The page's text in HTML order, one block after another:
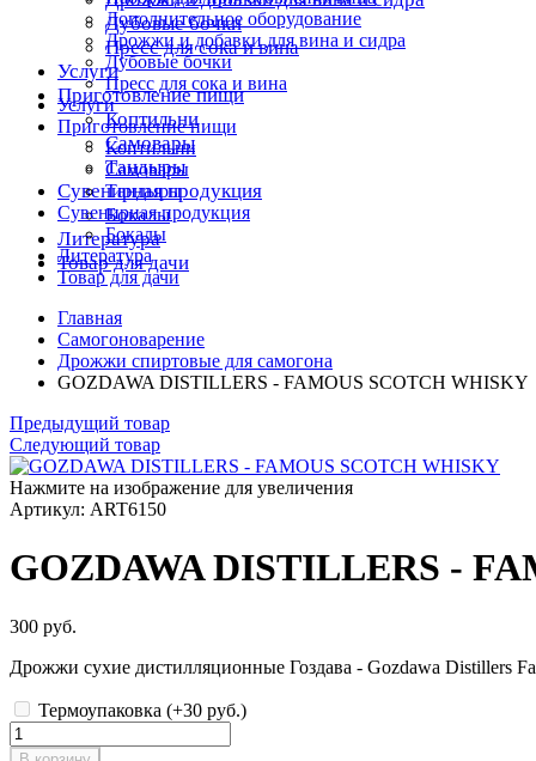
Дубовые бочки
Пресс для сока и вина
Услуги
Приготовление пищи
Коптильни
Самовары
Тандыры
Сувенирная продукция
Бокалы
Литература
Товар для дачи
Дополнительное оборудование
Дрожжи и добавки для вина и сидра
Дубовые бочки
Пресс для сока и вина
Услуги
Приготовление пищи
Коптильни
Самовары
Тандыры
Сувенирная продукция
Бокалы
Литература
Товар для дачи
Главная
Самогоноварение
Дрожжи спиртовые для самогона
GOZDAWA DISTILLERS - FAMOUS SCOTCH WHISKY
Предыдущий товар
Следующий товар
Нажмите на изображение для увеличения
Артикул: ART6150
GOZDAWA DISTILLERS -
300 руб.
Дрожжи сухие дистилляционные Гоздава - Gozdawa Distillers
Термоупаковка (+30 руб.)